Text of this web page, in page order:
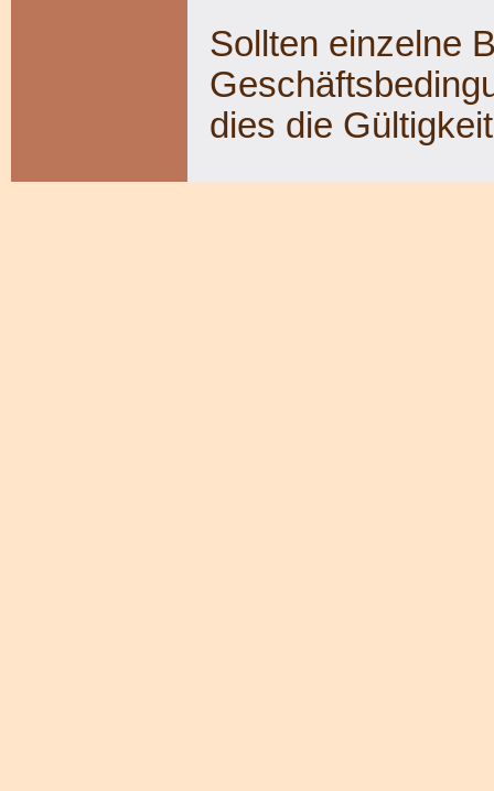
Sollten einzelne
dies die